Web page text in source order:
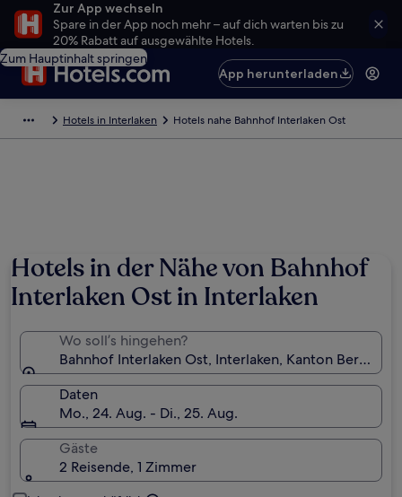
Zur App wechseln
Spare in der App noch mehr – auf dich warten bis zu
20% Rabatt auf ausgewählte Hotels.
Zum Hauptinhalt springen
App herunterladen
Hotels in Interlaken Hotels nahe Bahnhof Interlaken Ost
Hotels in der Nähe von Bahnhof
Interlaken Ost in Interlaken
Wo soll’s hingehen?
Bahnhof Interlaken Ost, Interlaken, Kanton Bern,
Daten
Mo., 24. Aug. - Di., 25. Aug.
Gäste
2 Reisende, 1 Zimmer